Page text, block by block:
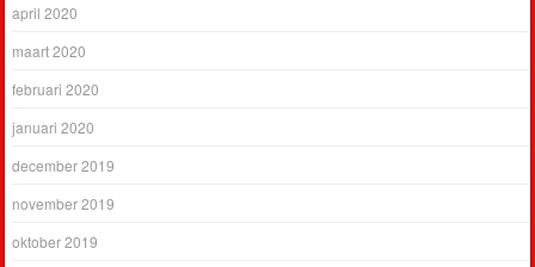
april 2020
maart 2020
februari 2020
januari 2020
december 2019
november 2019
oktober 2019